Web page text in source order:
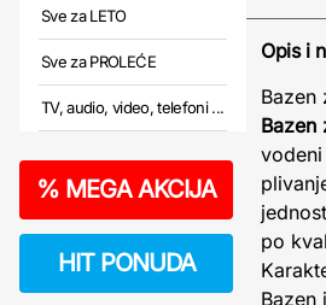
Sve za LETO
Sve za PROLEĆE
TV, audio, video, telefoni ...
% MEGA AKCIJA
HIT PONUDA
Opis i
Bazen
Bazen
po
Bazen